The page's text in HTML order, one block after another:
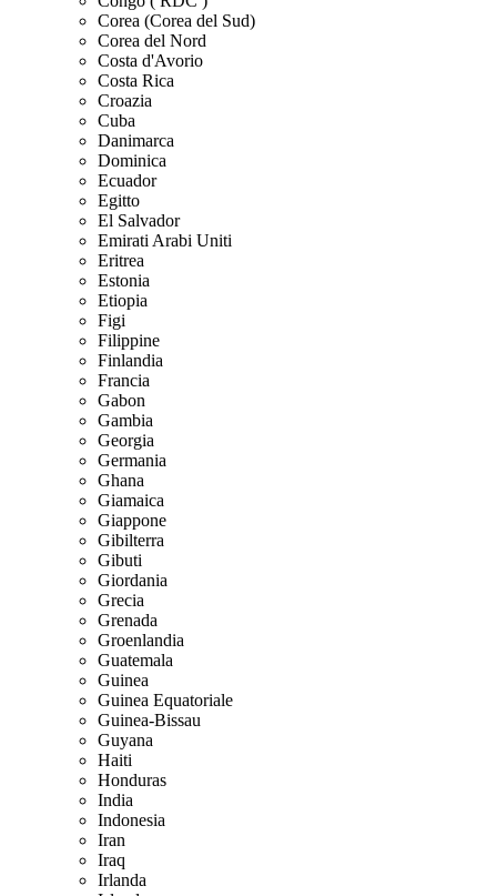
Corea (Corea del Sud)
Corea del Nord
Costa d'Avorio
Costa Rica
Croazia
Cuba
Danimarca
Dominica
Ecuador
Egitto
El Salvador
Emirati Arabi Uniti
Eritrea
Estonia
Etiopia
Figi
Filippine
Finlandia
Francia
Gabon
Gambia
Georgia
Germania
Ghana
Giamaica
Giappone
Gibilterra
Gibuti
Giordania
Grecia
Grenada
Groenlandia
Guatemala
Guinea
Guinea Equatoriale
Guinea-Bissau
Guyana
Haiti
Honduras
India
Indonesia
Iran
Iraq
Irlanda